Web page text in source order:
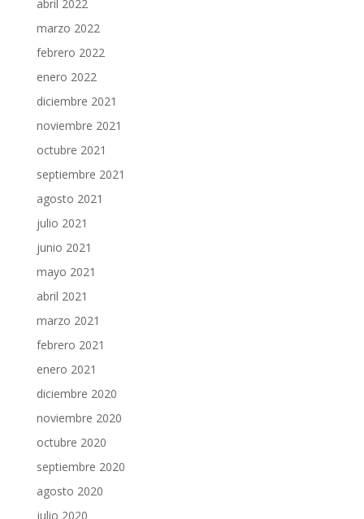
abril 2022
marzo 2022
febrero 2022
enero 2022
diciembre 2021
noviembre 2021
octubre 2021
septiembre 2021
agosto 2021
julio 2021
junio 2021
mayo 2021
abril 2021
marzo 2021
febrero 2021
enero 2021
diciembre 2020
noviembre 2020
octubre 2020
septiembre 2020
agosto 2020
julio 2020